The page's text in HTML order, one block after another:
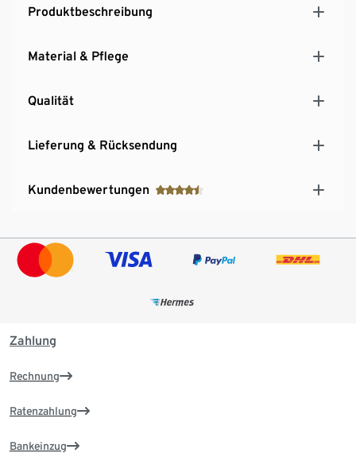
Produktbeschreibung
Material & Pflege
Qualität
Lieferung & Rücksendung
Kundenbewertungen
Zahlung
Rechnung
Ratenzahlung
Bankeinzug